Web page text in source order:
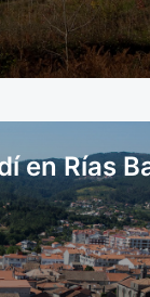
en Rías